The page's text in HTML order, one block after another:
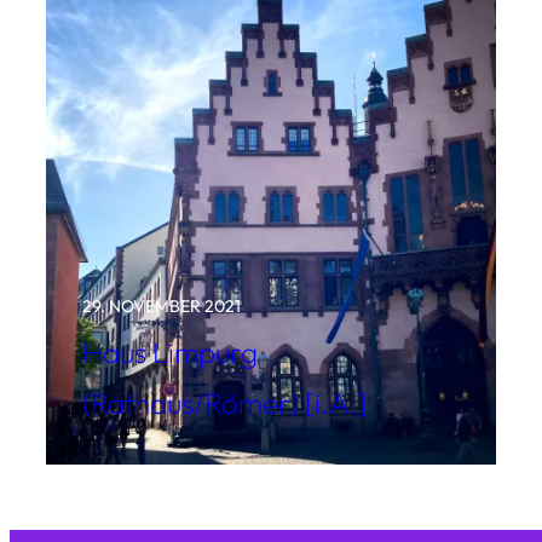
29. NOVEMBER 2021
Haus Limpurg
(Rathaus/Römer) [i.A.]